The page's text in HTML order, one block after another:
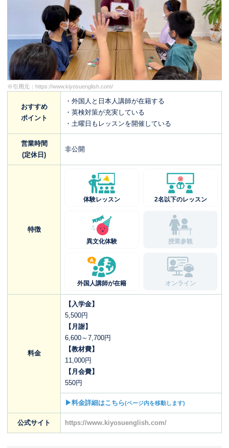
※引用元： https://www.kiyosuenglish.com/
おすすめ
ポイント
・外国人と日本人講師が在籍する
・英検対策が充実している
・土曜日もレッスンを開催している
営業時間
(定休日)
非公開
特徴
体験レッスン 2名以下のレッスン
異文化体験 授業参観
外国人講師が在籍 オンライン
料金
【入学金】
5,500円
【月謝】
6,600～7,700円
【教材費】
11,000円
【月会費】
550円
▶料金詳細はこちら(ページ内を移動します)
公式サイト https://www.kiyosuenglish.com/